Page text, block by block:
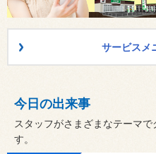
サービスメ
今日の出来事
スタッフがさまざまなテーマ
す。